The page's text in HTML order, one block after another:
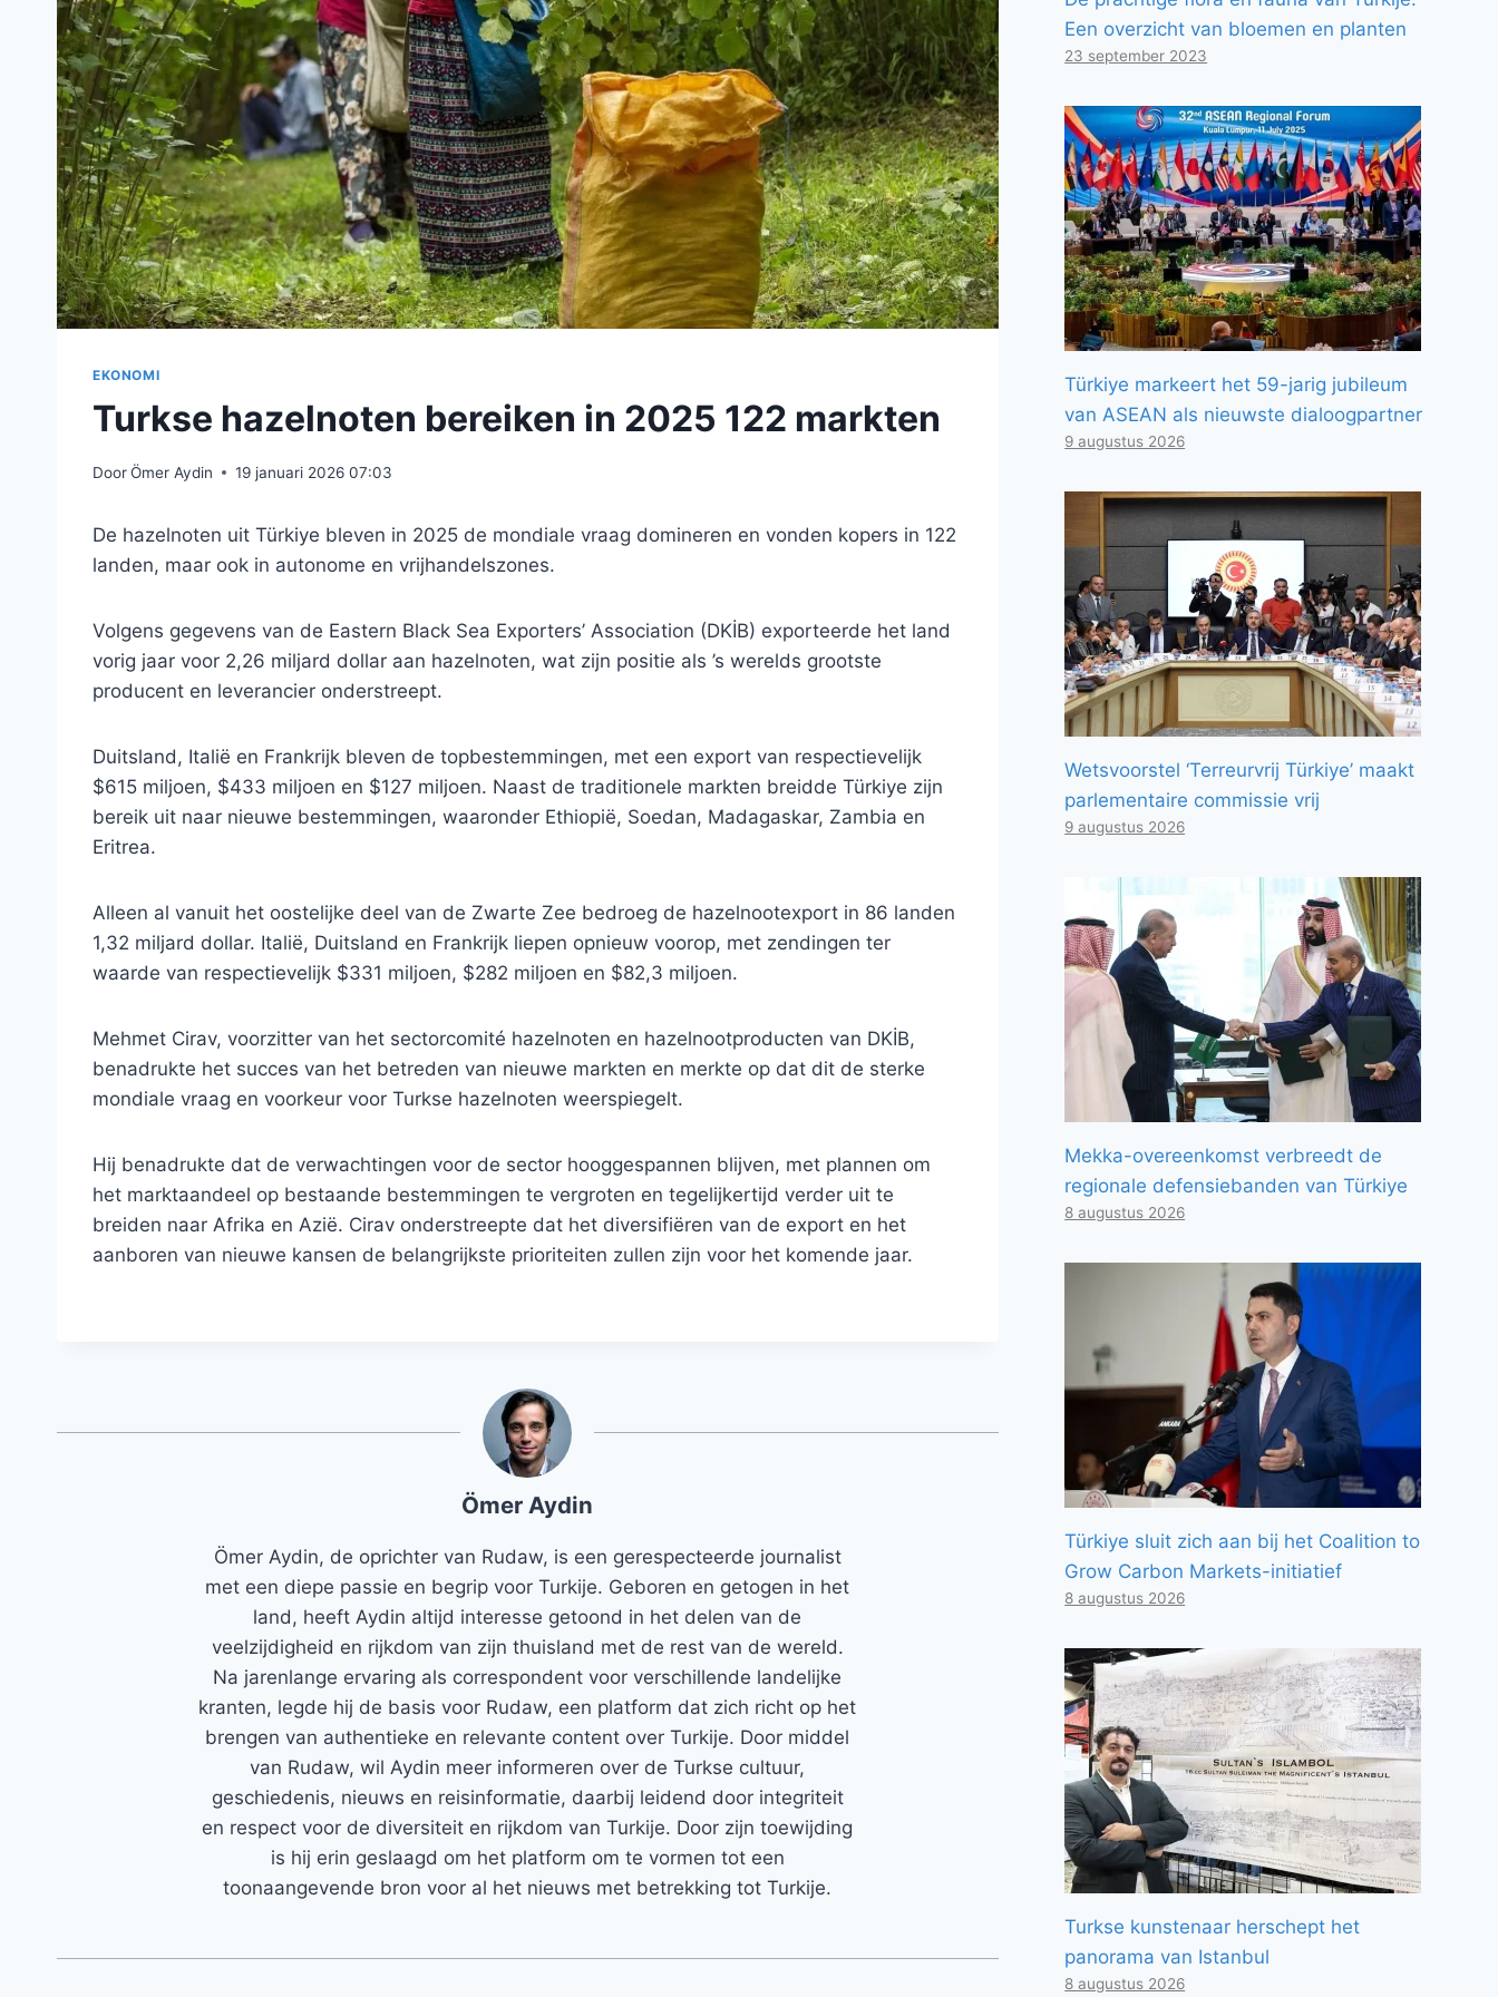
EKONOMI
Turkse hazelnoten bereiken in 2025 122 markten
DoorÖmer Aydin 19 januari 2026 07:03
De hazelnoten uit Türkiye bleven in 2025 de mondiale vraag domineren en vonden kopers in 122
landen, maar ook in autonome en vrijhandelszones.
Volgens gegevens van de Eastern Black Sea Exporters’ Association (DKİB) exporteerde het land
vorig jaar voor 2,26 miljard dollar aan hazelnoten, wat zijn positie als ’s werelds grootste
producent en leverancier onderstreept.
Duitsland, Italië en Frankrijk bleven de topbestemmingen, met een export van respectievelijk
$615 miljoen, $433 miljoen en $127 miljoen. Naast de traditionele markten breidde Türkiye zijn
bereik uit naar nieuwe bestemmingen, waaronder Ethiopië, Soedan, Madagaskar, Zambia en
Eritrea.
Alleen al vanuit het oostelijke deel van de Zwarte Zee bedroeg de hazelnootexport in 86 landen
1,32 miljard dollar. Italië, Duitsland en Frankrijk liepen opnieuw voorop, met zendingen ter
waarde van respectievelijk $331 miljoen, $282 miljoen en $82,3 miljoen.
Mehmet Cirav, voorzitter van het sectorcomité hazelnoten en hazelnootproducten van DKİB,
benadrukte het succes van het betreden van nieuwe markten en merkte op dat dit de sterke
mondiale vraag en voorkeur voor Turkse hazelnoten weerspiegelt.
Hij benadrukte dat de verwachtingen voor de sector hooggespannen blijven, met plannen om
het marktaandeel op bestaande bestemmingen te vergroten en tegelijkertijd verder uit te
breiden naar Afrika en Azië. Cirav onderstreepte dat het diversifiëren van de export en het
aanboren van nieuwe kansen de belangrijkste prioriteiten zullen zijn voor het komende jaar.
Ömer Aydin
Ömer Aydin, de oprichter van Rudaw, is een gerespecteerde journalist
met een diepe passie en begrip voor Turkije. Geboren en getogen in het
land, heeft Aydin altijd interesse getoond in het delen van de
veelzijdigheid en rijkdom van zijn thuisland met de rest van de wereld.
Na jarenlange ervaring als correspondent voor verschillende landelijke
kranten, legde hij de basis voor Rudaw, een platform dat zich richt op het
brengen van authentieke en relevante content over Turkije. Door middel
van Rudaw, wil Aydin meer informeren over de Turkse cultuur,
geschiedenis, nieuws en reisinformatie, daarbij leidend door integriteit
en respect voor de diversiteit en rijkdom van Turkije. Door zijn toewijding
is hij erin geslaagd om het platform om te vormen tot een
toonaangevende bron voor al het nieuws met betrekking tot Turkije.
Een overzicht van bloemen en planten
23 september 2023
Türkiye markeert het 59-jarig jubileum
van ASEAN als nieuwste dialoogpartner
9 augustus 2026
Wetsvoorstel ‘Terreurvrij Türkiye’ maakt
parlementaire commissie vrij
9 augustus 2026
Mekka-overeenkomst verbreedt de
regionale defensiebanden van Türkiye
8 augustus 2026
Türkiye sluit zich aan bij het Coalition to
Grow Carbon Markets-initiatief
8 augustus 2026
Turkse kunstenaar herschept het
panorama van Istanbul
8 augustus 2026